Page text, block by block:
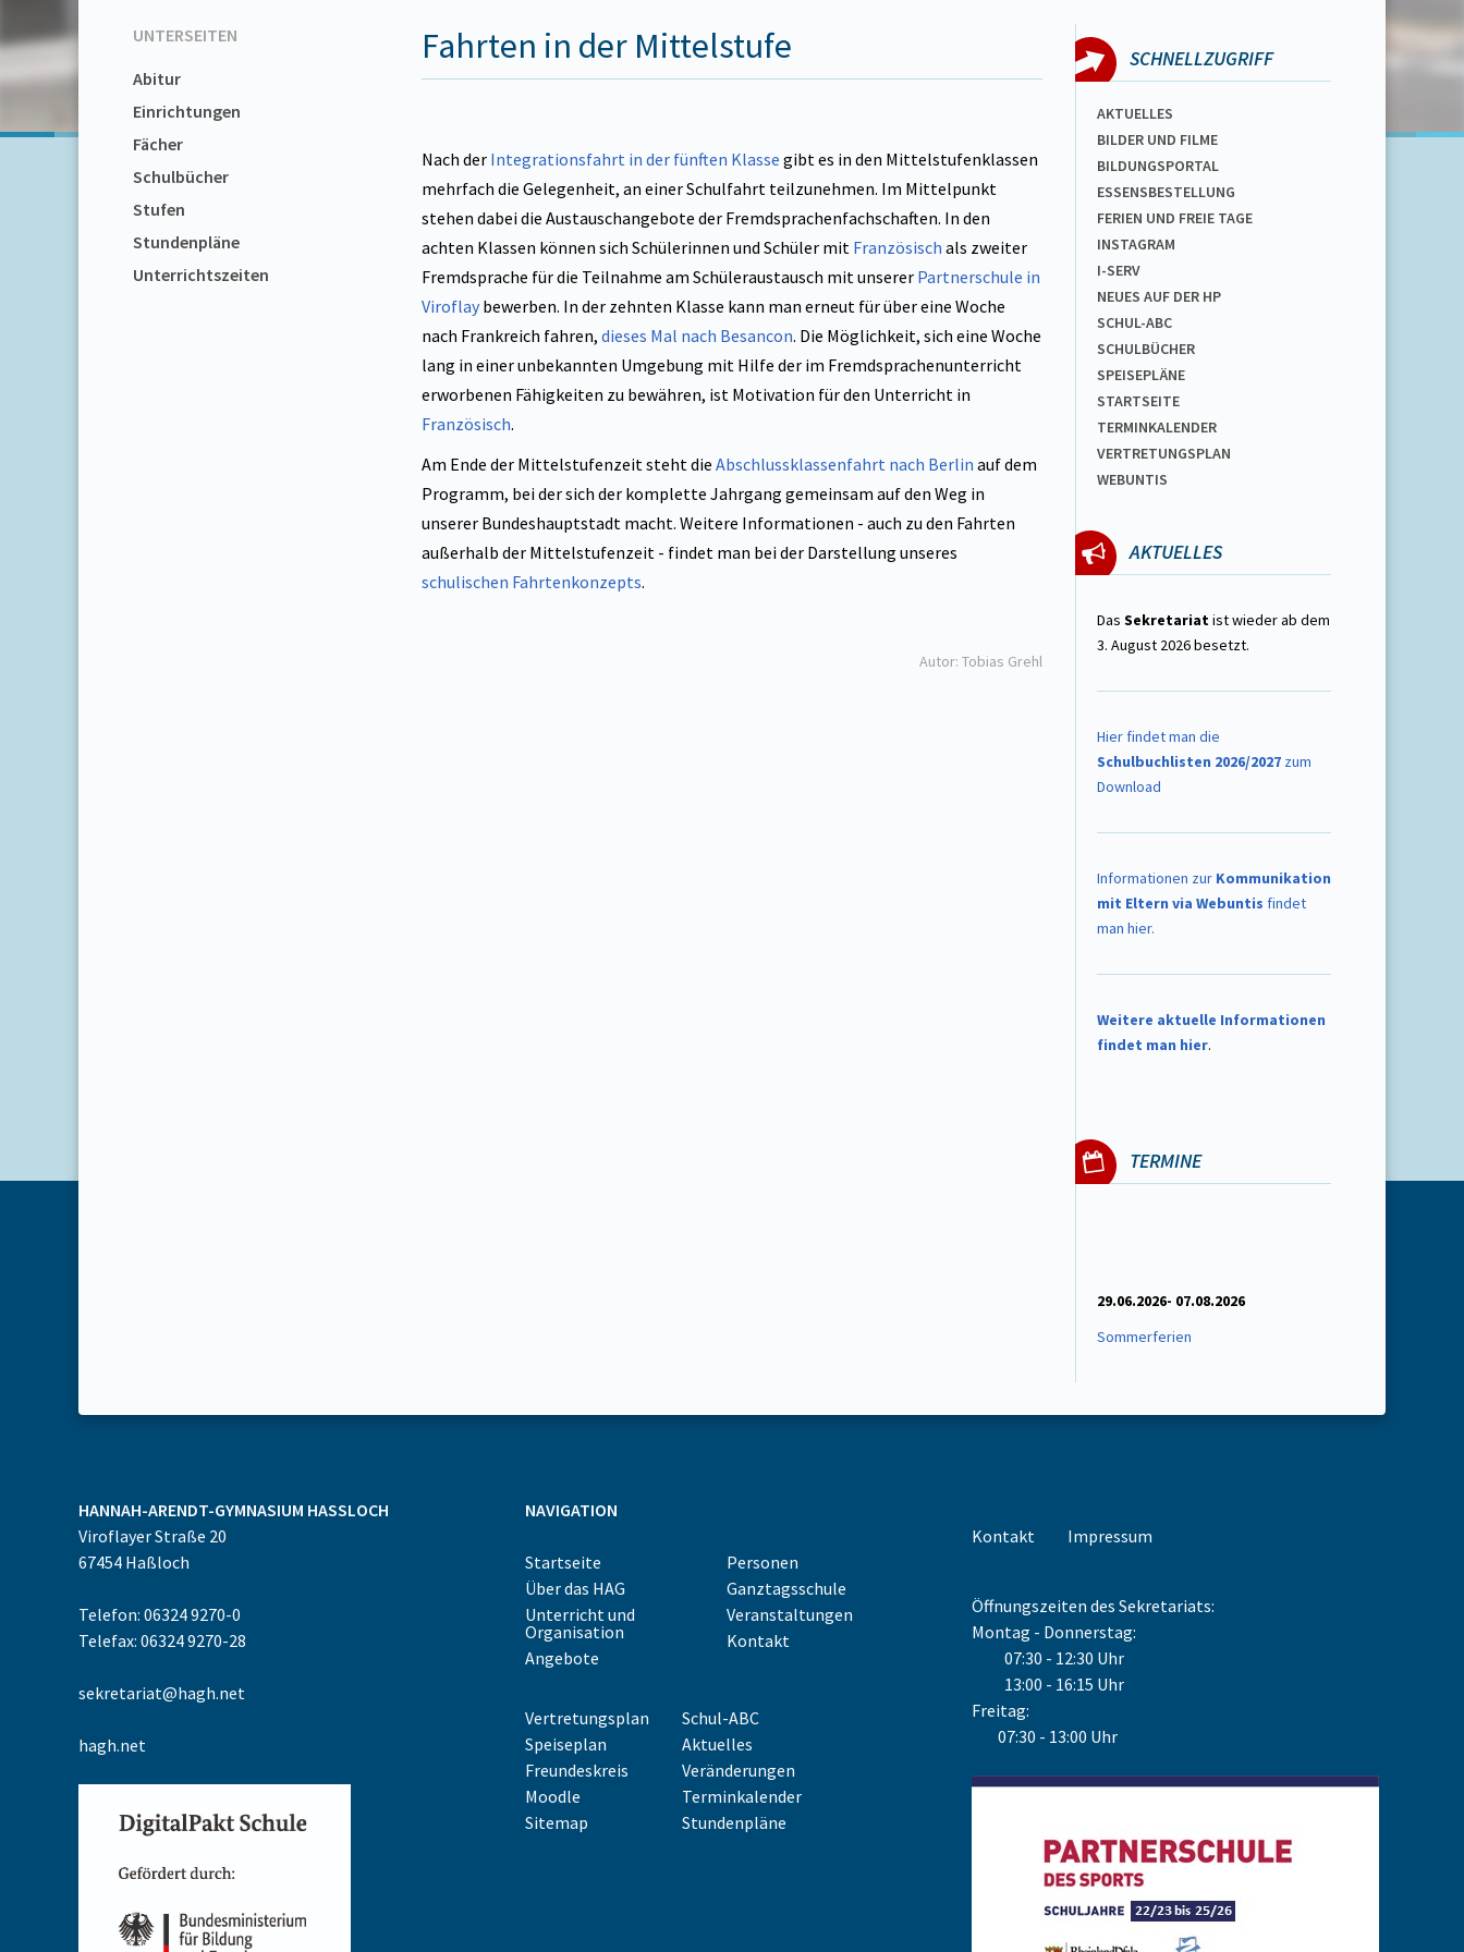
UNTERSEITEN
Abitur
Einrichtungen
Fächer
Schulbücher
Stufen
Stundenpläne
Unterrichtszeiten
Fahrten in der Mittelstufe
Nach der Integrationsfahrt in der fünften Klasse gibt es in den Mittelstufenklassen
mehrfach die Gelegenheit, an einer Schulfahrt teilzunehmen. Im Mittelpunkt
stehen dabei die Austauschangebote der Fremdsprachenfachschaften. In den
achten Klassen können sich Schülerinnen und Schüler mit Französisch als zweiter
Fremdsprache für die Teilnahme am Schüleraustausch mit unserer Partnerschule in
Viroflaybewerben. In der zehnten Klasse kann man erneut für über eine Woche
nach Frankreich fahren, dieses Mal nach Besancon. Die Möglichkeit, sich eine Woche
lang in einer unbekannten Umgebung mit Hilfe der im Fremdsprachenunterricht
erworbenen Fähigkeiten zu bewähren, ist Motivation für den Unterricht in
Französisch.
Am Ende der Mittelstufenzeit steht die Abschlussklassenfahrt nach Berlin auf dem
Programm, bei der sich der komplette Jahrgang gemeinsam auf den Weg in
unserer Bundeshauptstadt macht. Weitere Informationen - auch zu den Fahrten
außerhalb der Mittelstufenzeit - findet man bei der Darstellung unseres
schulischen Fahrtenkonzepts.
Autor: Tobias Grehl
SCHNELLZUGRIFF
AKTUELLES
BILDER UND FILME
BILDUNGSPORTAL
ESSENSBESTELLUNG
FERIEN UND FREIE TAGE
INSTAGRAM
I-SERV
NEUES AUF DER HP
SCHUL-ABC
SCHULBÜCHER
SPEISEPLÄNE
STARTSEITE
TERMINKALENDER
VERTRETUNGSPLAN
WEBUNTIS
AKTUELLES
Das Sekretariatist wieder ab dem
3. August 2026 besetzt.
Hier findet man die
Schulbuchlisten 2026/2027 zum
Download
Informationen zur Kommunikation
mit Eltern via Webuntis findet
man hier.
Weitere aktuelle Informationen
findet man hier.
TERMINE
29.06.2026- 07.08.2026
Sommerferien
HANNAH-ARENDT-GYMNASIUM HASSLOCH
Viroflayer Straße 20
67454 Haßloch
Telefon: 06324 9270-0
Telefax: 06324 9270-28
sekretariat@hagh.net
hagh.net
NAVIGATION
Startseite
Über das HAG
Unterricht und
Organisation
Angebote
Personen
Ganztagsschule
Veranstaltungen
Kontakt
Vertretungsplan
Speiseplan
Freundeskreis
Moodle
Sitemap
Schul-ABC
Aktuelles
Veränderungen
Terminkalender
Stundenpläne
Kontakt Impressum
Öffnungszeiten des Sekretariats:
Montag - Donnerstag:
07:30 - 12:30 Uhr
13:00 - 16:15 Uhr
Freitag:
07:30 - 13:00 Uhr